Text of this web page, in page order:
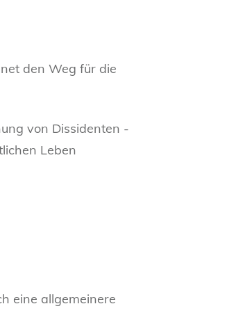
den Weg für die
von Dissidenten -
Leben
eine allgemeinere